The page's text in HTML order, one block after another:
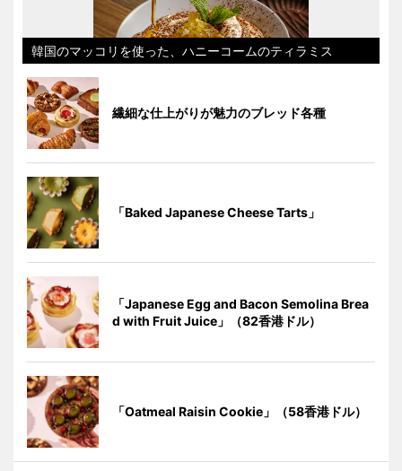
韓国のマッコリを使った、ハニーコームのティラミス
繊細な仕上がりが魅力のブレッド各種
「Baked Japanese Cheese Tarts」
「Japanese Egg and Bacon Semolina Brea
d with Fruit Juice」（82香港ドル）
「Oatmeal Raisin Cookie」（58香港ドル）